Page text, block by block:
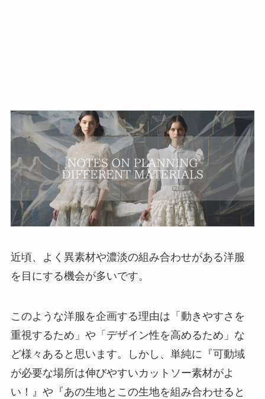
近頃、よく異素材や濃淡の組み合わせがある洋服
を目にする機会が多いです。
このような洋服を企画する理由は「動きやすさを
重視するため」や「デザイン性を高めるため」な
ど様々あると思います。しかし、単純に『可動域
が必要な場所は伸びやすいカットソー素材がよ
い！』や『あの生地とこの生地を組み合わせると